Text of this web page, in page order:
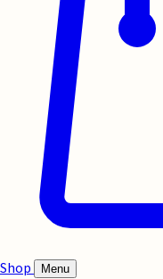
Shop Menu